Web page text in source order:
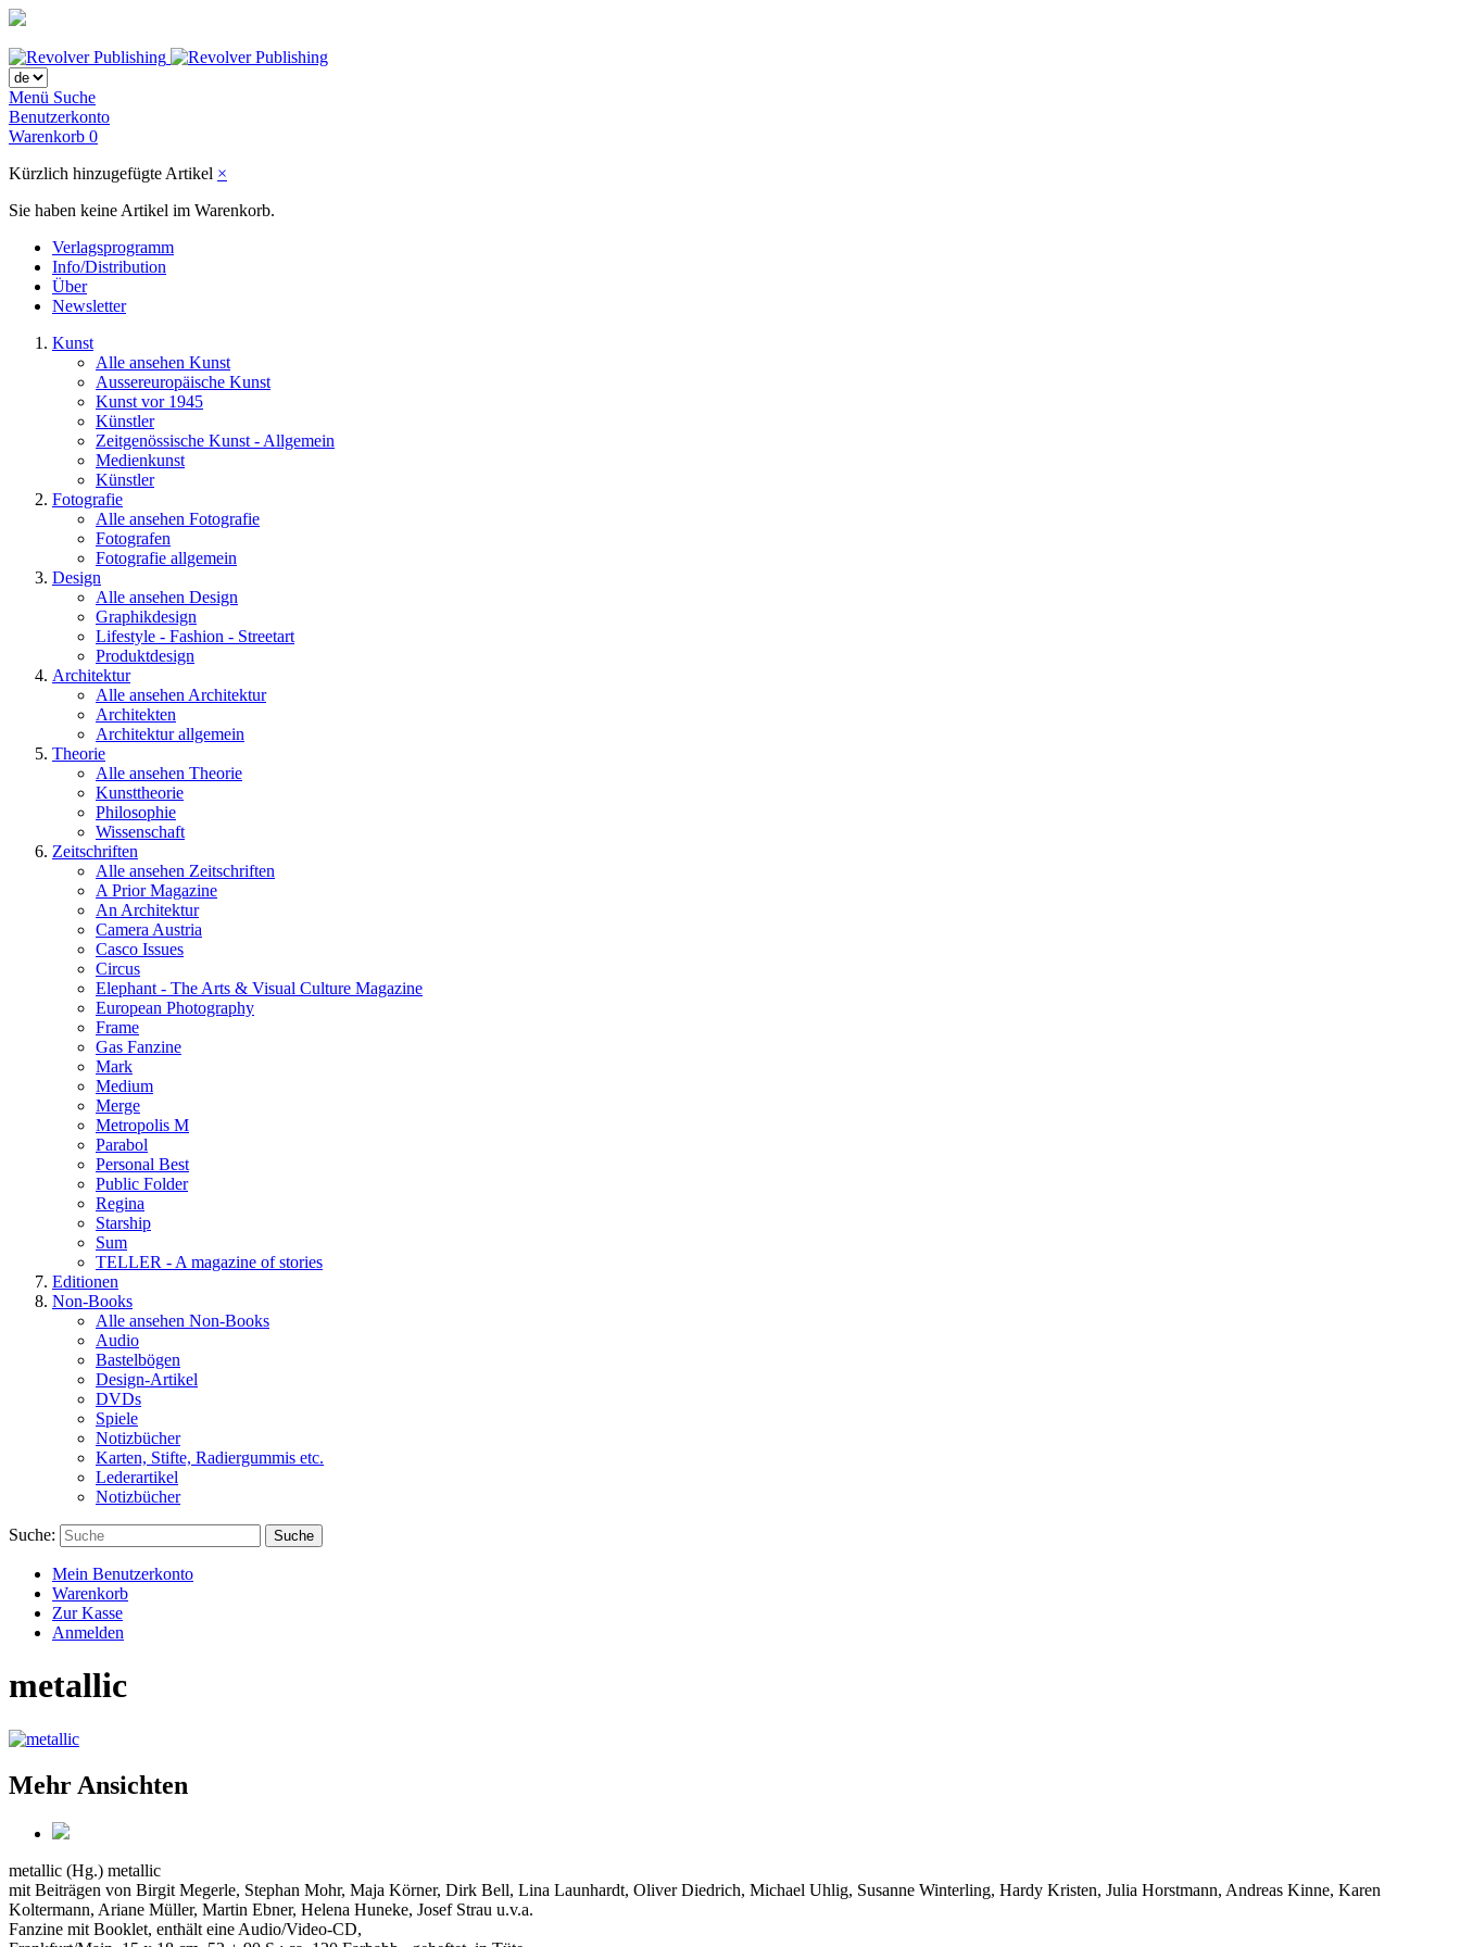
Menü Suche
Benutzerkonto
Warenkorb 0
Kürzlich hinzugefügte Artikel ×
Sie haben keine Artikel im Warenkorb.
Verlagsprogramm
Info/Distribution
Über
Newsletter
Kunst
Alle ansehen Kunst
Aussereuropäische Kunst
Kunst vor 1945
Künstler
Zeitgenössische Kunst - Allgemein
Medienkunst
Künstler
Fotografie
Alle ansehen Fotografie
Fotografen
Fotografie allgemein
Design
Alle ansehen Design
Graphikdesign
Lifestyle - Fashion - Streetart
Produktdesign
Architektur
Alle ansehen Architektur
Architekten
Architektur allgemein
Theorie
Alle ansehen Theorie
Kunsttheorie
Philosophie
Wissenschaft
Zeitschriften
Alle ansehen Zeitschriften
A Prior Magazine
An Architektur
Camera Austria
Casco Issues
Circus
Elephant - The Arts & Visual Culture Magazine
European Photography
Frame
Gas Fanzine
Mark
Medium
Merge
Metropolis M
Parabol
Personal Best
Public Folder
Regina
Starship
Sum
TELLER - A magazine of stories
Editionen
Non-Books
Alle ansehen Non-Books
Audio
Bastelbögen
Design-Artikel
DVDs
Spiele
Notizbücher
Karten, Stifte, Radiergummis etc.
Lederartikel
Notizbücher
Suche: Suche
Mein Benutzerkonto
Warenkorb
Zur Kasse
Anmelden
metallic
Mehr Ansichten
metallic (Hg.) metallic
mit Beiträgen von Birgit Megerle, Stephan Mohr, Maja Körner, Dirk Bell, Lina Launhardt, Oliver Diedrich, Michael Uhlig, Susanne Winterling, Hardy Kristen, Julia Horstmann, Andreas Kinne, Karen
Koltermann, Ariane Müller, Martin Ebner, Helena Huneke, Josef Strau u.v.a.
Fanzine mit Booklet, enthält eine Audio/Video-CD,